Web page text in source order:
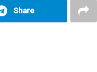
Share